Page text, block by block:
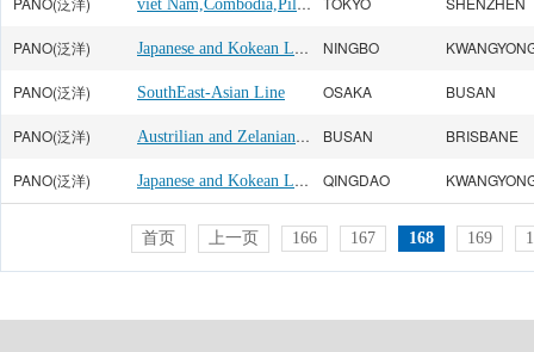
PANO(泛洋) Japanese and Kokean Line NINGBO
PANO(泛洋) SouthEast-Asian Line OSAKA BUSAN
PANO(泛洋) Austrilian and Zelanian Line BUSAN BRISBANE
PANO(泛洋) Japanese and Kokean Line QINGDAO
首页 上一页 166 167 168 169